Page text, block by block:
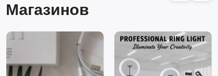
Магазинов